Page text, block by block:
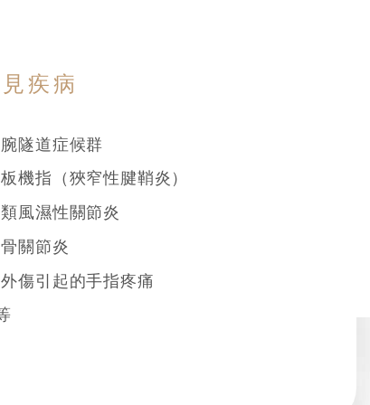
疾病
腕隧道症候群
板機指（狹窄性腱鞘炎）
類風濕性關節炎
骨關節炎
外傷引起的手指疼痛